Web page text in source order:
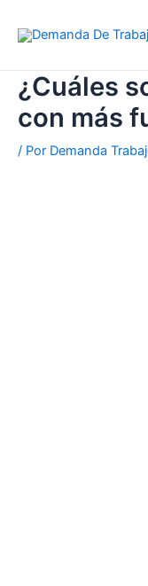
¿Cuáles
con más
/ Por Demanda